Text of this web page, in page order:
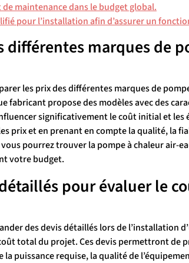
maintenance dans le budget global.
pour l’installation afin d’assurer un
différentes marques de
les prix des différentes marques de
fabricant propose des modèles avec des
significativement le coût initial et les
prix et en prenant en compte la qualité, la
pourrez trouver la pompe à chaleur air-
votre budget.
pour évaluer le
des devis détaillés lors de l’installation
total du projet. Ces devis permettront de
puissance requise, la qualité de